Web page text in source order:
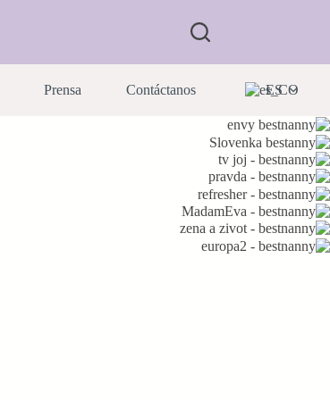
Prensa Contáctanos ES